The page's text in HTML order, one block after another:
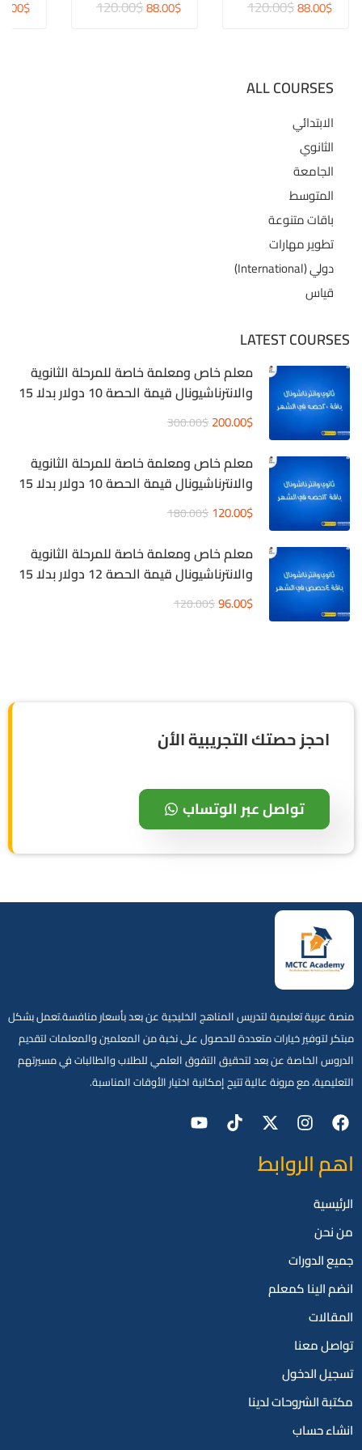
دولار
120.00$88.00$ 15دولار120.00$88.00$
ALL COURSES
الابتدائي
الثانوي
الجامعة
المتوسط
باقات متنوعة
تطوير مهارات
دولي (International)
قياس
LATEST COURSES
معلم خاص ومعلمة خاصة للمرحلة الثانوية
والانترناشيونال قيمة الحصة 10 دولار بدلا 15
دولار
300.00$200.00$
معلم خاص ومعلمة خاصة للمرحلة الثانوية
والانترناشيونال قيمة الحصة 10 دولار بدلا 15
دولار
180.00$120.00$
معلم خاص ومعلمة خاصة للمرحلة الثانوية
والانترناشيونال قيمة الحصة 12 دولار بدلا 15
دولار 120.00$96.00$
احجز حصتك التجريبية الأن
تواصل عبر الوتساب
منصة عربية تعليمية لتدريس المناهج الخليجية عن بعد بأسعار منافسة.تعمل بشكل
مبتكر لتوفير خيارات متعددة للحصول على نخبة من المعلمين والمعلمات لتقديم
الدروس الخاصة عن بعد لتحقيق التفوق العلمي للطلاب والطالبات في مسيرتهم
التعليمية، مع مرونة عالية تتيح إمكانية اختيار الأوقات المناسبة.
اهم الروابط
الرئيسية
من نحن
جميع الدورات
انضم الينا كمعلم
المقالات
تواصل معنا
تسجيل الدخول
مكتبة الشروحات لدينا
انشاء حساب